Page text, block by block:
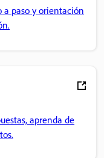
a paso y orientación
aprenda de